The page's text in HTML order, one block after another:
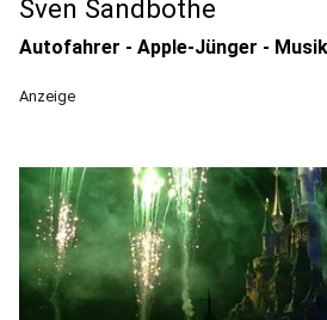
Sven Sandbothe
Autofahrer - Apple-Jünger -
Anzeige